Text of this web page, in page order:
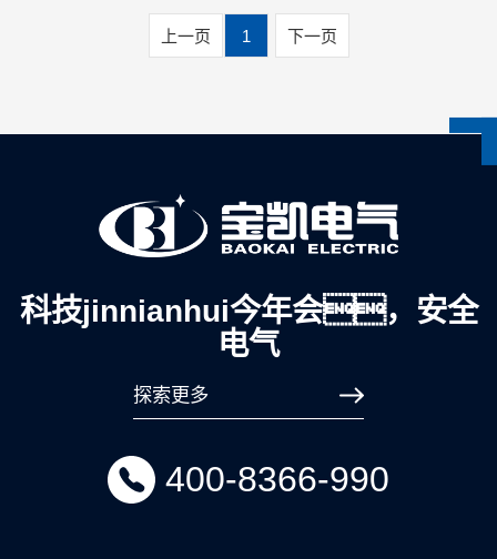
上一页 1 下一页
科技jinnianhui今年会，安全
电气
探索更多
400-8366-990